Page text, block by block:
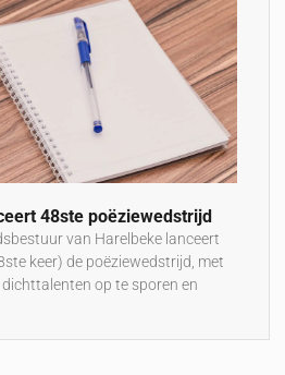
48ste poëziewedstrijd
van Harelbeke lanceert
keer) de poëziewedstrijd, met
op te sporen en